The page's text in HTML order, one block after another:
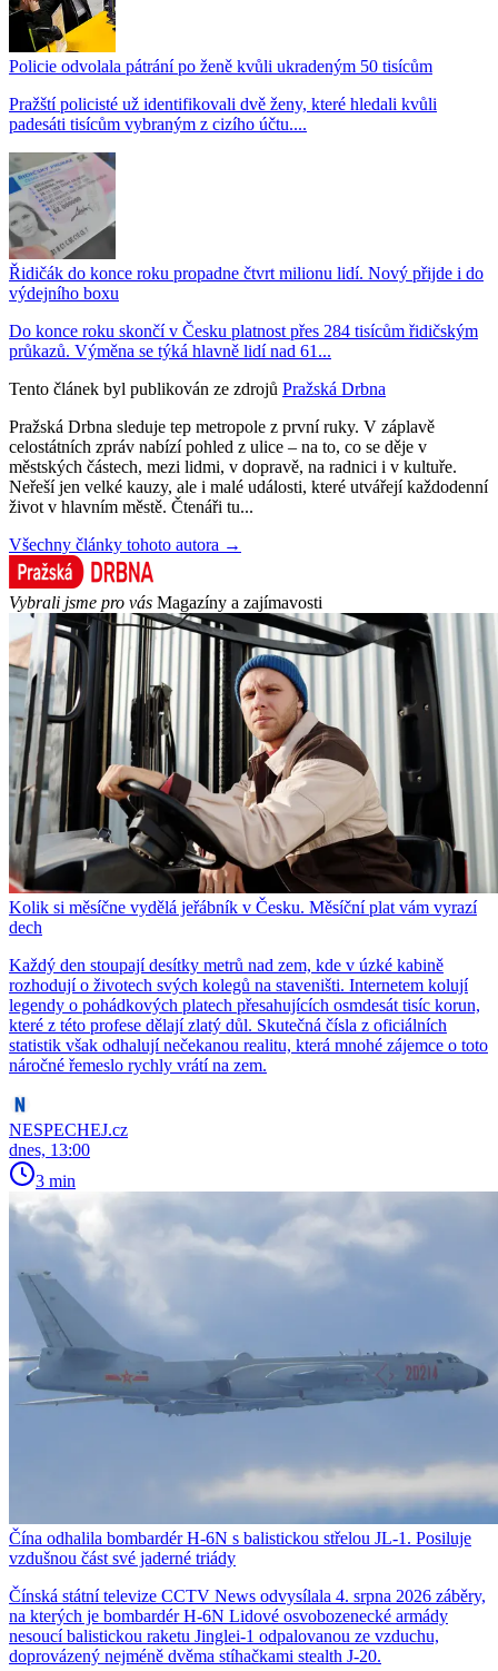
Policie odvolala pátrání po ženě kvůli ukradeným 50 tisícům
Pražští policisté už identifikovali dvě ženy, které hledali kvůli
padesáti tisícům vybraným z cizího účtu....
Řidičák do konce roku propadne čtvrt milionu lidí. Nový přijde i do
výdejního boxu
Do konce roku skončí v Česku platnost přes 284 tisícům řidičským
průkazů. Výměna se týká hlavně lidí nad 61...
Tento článek byl publikován ze zdrojů Pražská Drbna
Pražská Drbna sleduje tep metropole z první ruky. V záplavě
celostátních zpráv nabízí pohled z ulice – na to, co se děje v
městských částech, mezi lidmi, v dopravě, na radnici i v kultuře.
Neřeší jen velké kauzy, ale i malé události, které utvářejí každodenní
život v hlavním městě. Čtenáři tu...
Všechny články tohoto autora →
Vybrali jsme pro vás Magazíny a zajímavosti
Kolik si měsíčne vydělá jeřábník v Česku. Měsíční plat vám vyrazí
dech
Každý den stoupají desítky metrů nad zem, kde v úzké kabině
rozhodují o životech svých kolegů na staveništi. Internetem kolují
legendy o pohádkových platech přesahujících osmdesát tisíc korun,
které z této profese dělají zlatý důl. Skutečná čísla z oficiálních
statistik však odhalují nečekanou realitu, která mnohé zájemce o toto
náročné řemeslo rychly vrátí na zem.
NESPECHEJ.cz
dnes, 13:00
3 min
Čína odhalila bombardér H-6N s balistickou střelou JL-1. Posiluje
vzdušnou část své jaderné triády
Čínská státní televize CCTV News odvysílala 4. srpna 2026 záběry,
na kterých je bombardér H-6N Lidové osvobozenecké armády
nesoucí balistickou raketu Jinglei-1 odpalovanou ze vzduchu,
doprovázený nejméně dvěma stíhačkami stealth J-20.